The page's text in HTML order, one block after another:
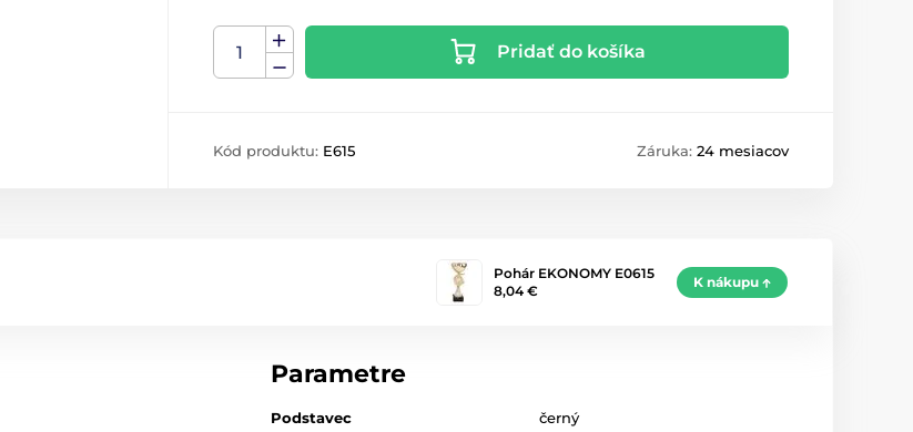
Pridať do košíka
Kód produktu: E615 Záruka: 24 mesiacov
Pohár EKONOMY E0615
8,04 €
K nákupu
Parametre
Podstavec černý